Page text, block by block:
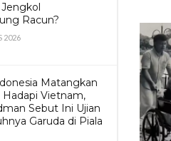
Racun?
2026
Matangkan
Hadapi Vietnam,
Sebut Ini Ujian
Garuda di Piala